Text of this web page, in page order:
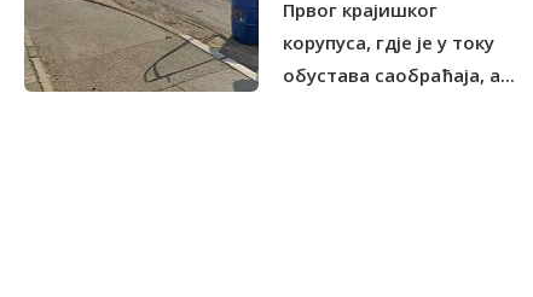
Првог крајишког
корупуса, гдје је у току
обустава саобраћаја, а...